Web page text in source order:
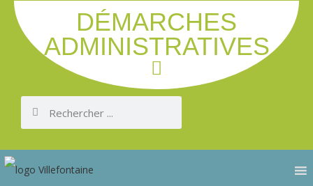
DÉMARCHES
ADMINISTRATIVES